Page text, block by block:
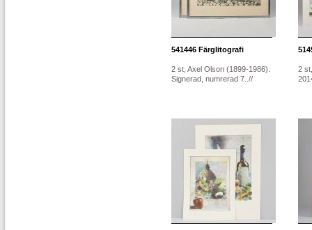
541446 Färglitografi
2 st, Axel Olson (1899-1986).
Signerad, numrerad 7..//
2